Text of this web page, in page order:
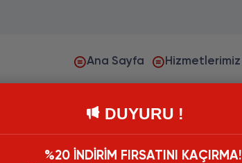
Ana Sayfa Hizmetlerimiz
DUYURU !
%20 İNDİRİM FIRSATINI KAÇIRMA!